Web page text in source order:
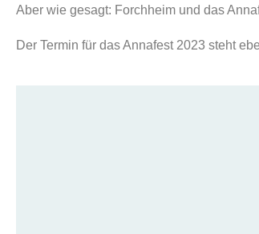
Aber wie gesagt: Forchheim und das
Der Termin für das Annafest 2023 steht